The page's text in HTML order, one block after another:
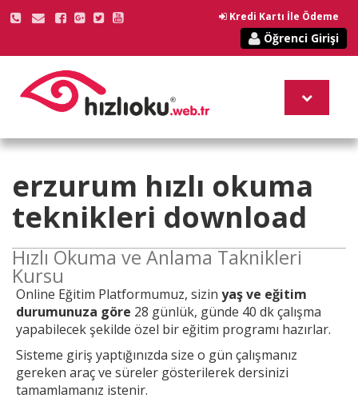
Kredi Kartı İle Ödeme
Öğrenci Girişi
erzurum hızlı okuma
teknikleri download
Hızlı Okuma ve Anlama Taknikleri
Kursu
Online Eğitim Platformumuz, sizin yaş ve eğitim
durumunuza göre 28 günlük, günde 40 dk çalışma
yapabilecek şekilde özel bir eğitim programı hazırlar.
Sisteme giriş yaptığınızda size o gün çalışmanız
gereken araç ve süreler gösterilerek dersinizi
tamamlamanız istenir.